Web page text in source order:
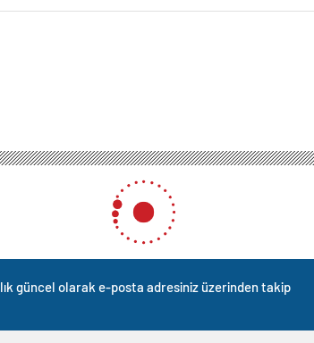
yarın başlıyor